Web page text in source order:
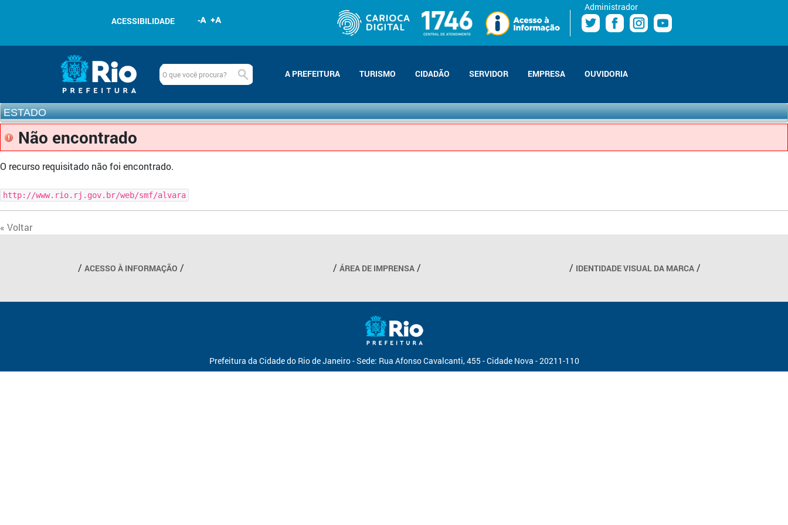
ACESSIBILIDADE
Administrador
Navegação
www.rio.rj.gov.br
Estado
A PREFEITURA TURISMO CIDADÃO SERVIDOR EMPRESA OUVIDORIA
ESTADO
Não encontrado
O recurso requisitado não foi encontrado.
http://www.rio.rj.gov.br/web/smf/alvara
« Voltar
Outros links
ACESSO À INFORMAÇÃO ÁREA DE IMPRENSA IDENTIDADE VISUAL DA MARCA
Prefeitura da Cidade do Rio de Janeiro - Sede: Rua Afonso Cavalcanti, 455 - Cidade Nova - 20211-110